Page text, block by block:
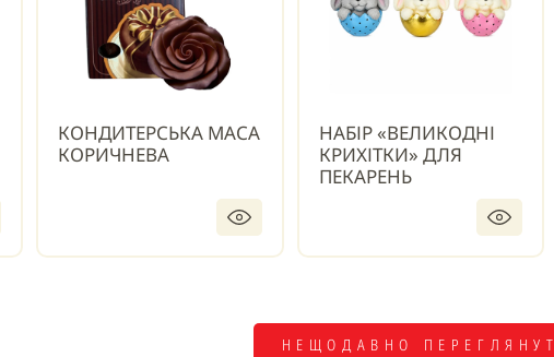
КОНДИТЕРСЬКА МАСА
КОРИЧНЕВА
НАБІР «ВЕЛИКОДНІ
КРИХІТКИ» ДЛЯ
ПЕКАРЕНЬ
НЕЩОДАВНО